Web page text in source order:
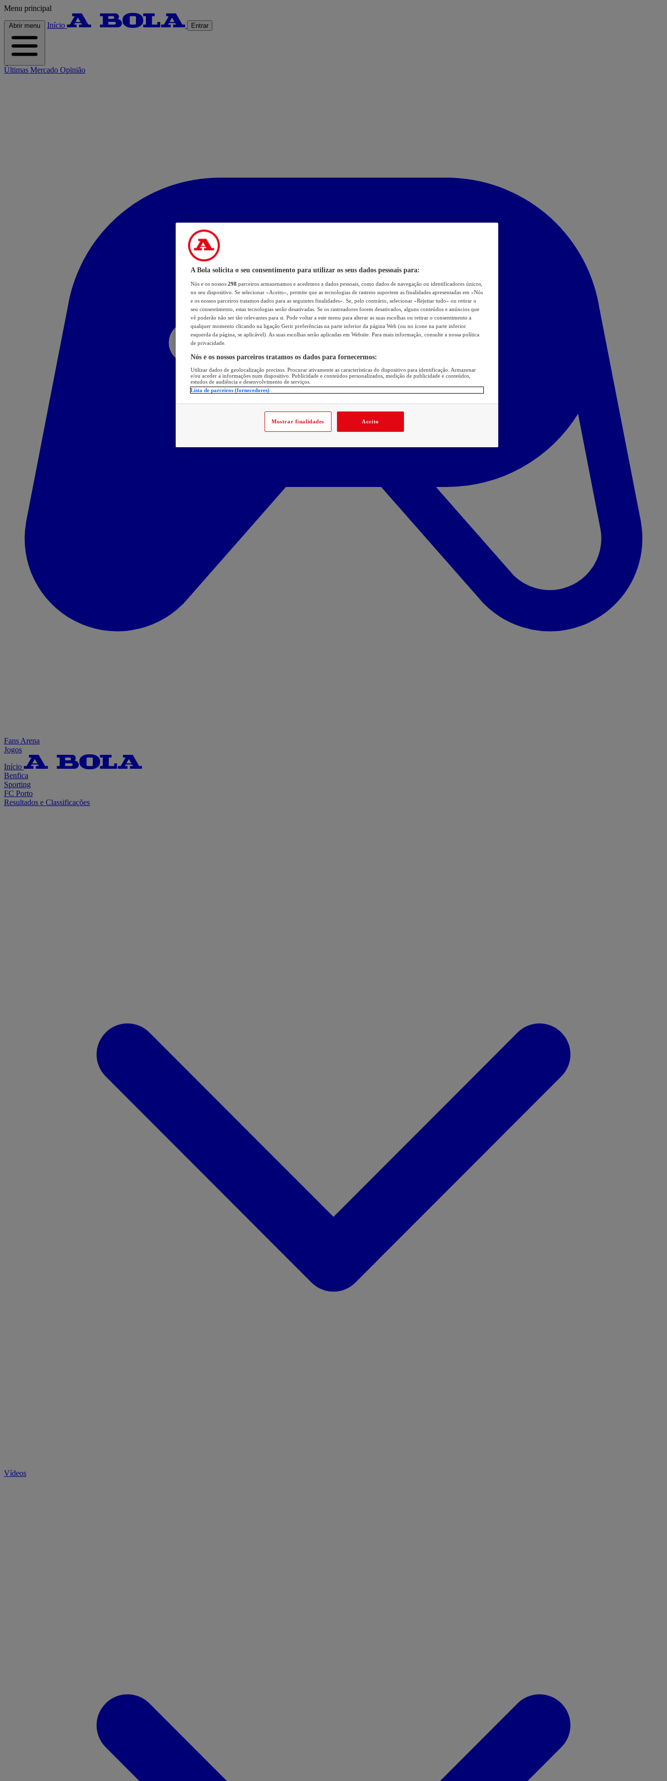
Menu principal
Abrir menu Início Entrar
Últimas Mercado Opinião
Fans Arena
Jogos
Início
Benfica
Sporting
FC Porto
Resultados e Classificações
Vídeos
A Bola solicita o seu consentimento para utilizar os seus dados pessoais para:
Nós e os nossos 298 parceiros armazenamos e acedemos a dados pessoais, como dados de navegação ou identificadores únicos,
no seu dispositivo. Se selecionar «Aceito», permite que as tecnologias de rastreio suportem as finalidades apresentadas em «Nós
e os nossos parceiros tratamos dados para as seguintes finalidades». Se, pelo contrário, selecionar «Rejeitar tudo» ou retirar o
seu consentimento, estas tecnologias serão desativadas. Se os rastreadores forem desativados, alguns conteúdos e anúncios que
vê poderão não ser tão relevantes para si. Pode voltar a este menu para alterar as suas escolhas ou retirar o consentimento a
qualquer momento clicando na ligação Gerir preferências na parte inferior da página Web (ou no ícone na parte inferior
esquerda da página, se aplicável). As suas escolhas serão aplicadas em Website. Para mais informação, consulte a nossa política
de privacidade.
Nós e os nossos parceiros tratamos os dados para fornecermos:
Utilizar dados de geolocalização precisos. Procurar ativamente as características do dispositivo para identificação. Armazenar
e/ou aceder a informações num dispositivo. Publicidade e conteúdos personalizados, medição de publicidade e conteúdos,
estudos de audiência e desenvolvimento de serviços.
Lista de parceiros (fornecedores)
Mostrar finalidades Aceito